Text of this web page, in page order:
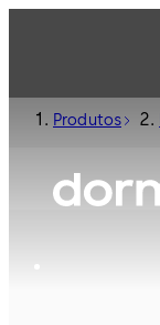
Produtos